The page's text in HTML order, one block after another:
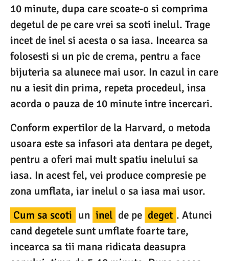
10 minute, dupa care scoate-o si comprima
degetul de pe care vrei sa scoti inelul. Trage
incet de inel si acesta o sa iasa. Incearca sa
folosesti si un pic de crema, pentru a face
bijuteria sa alunece mai usor. In cazul in care
nu a iesit din prima, repeta procedeul, insa
acorda o pauza de 10 minute intre incercari.
Conform expertilor de la Harvard, o metoda
usoara este sa infasori ata dentara pe deget,
pentru a oferi mai mult spatiu inelului sa
iasa. In acest fel, vei produce compresie pe
zona umflata, iar inelul o sa iasa mai usor.
Cum sa scoti un inel de pe deget . Atunci
cand degetele sunt umflate foarte tare,
incearca sa tii mana ridicata deasupra